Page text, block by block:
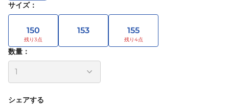
サイズ：
150 153 155
数量：
シェアする